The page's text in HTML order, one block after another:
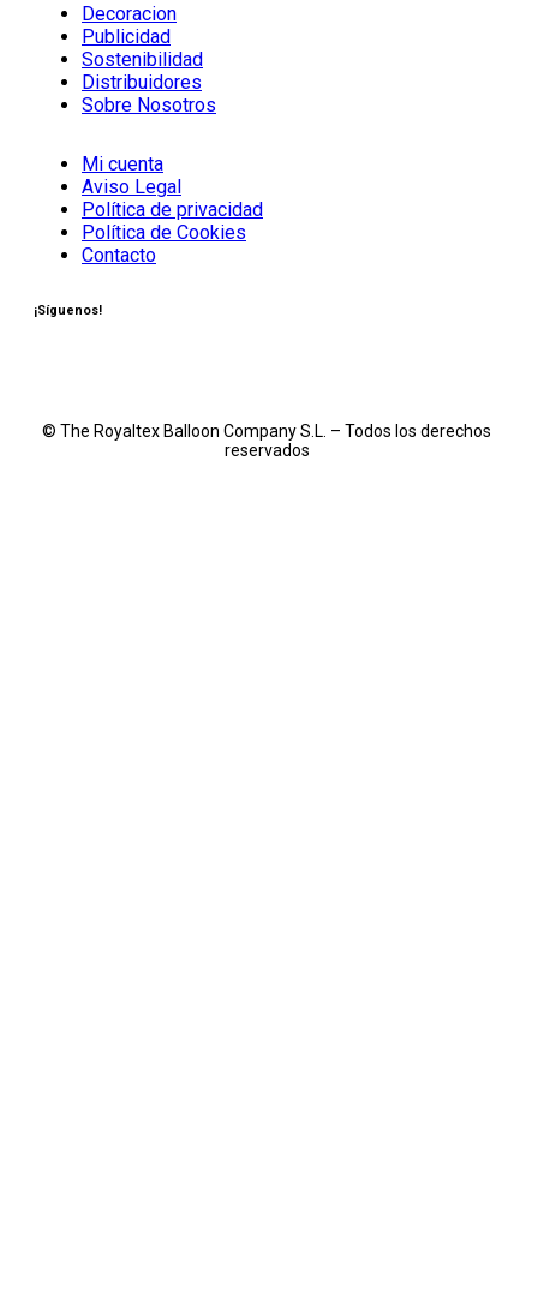
Decoracion
Publicidad
Sostenibilidad
Distribuidores
Sobre Nosotros
Mi cuenta
Aviso Legal
Política de privacidad
Política de Cookies
Contacto
¡Síguenos!
© The Royaltex Balloon Company S.L. – Todos los derechos
reservados